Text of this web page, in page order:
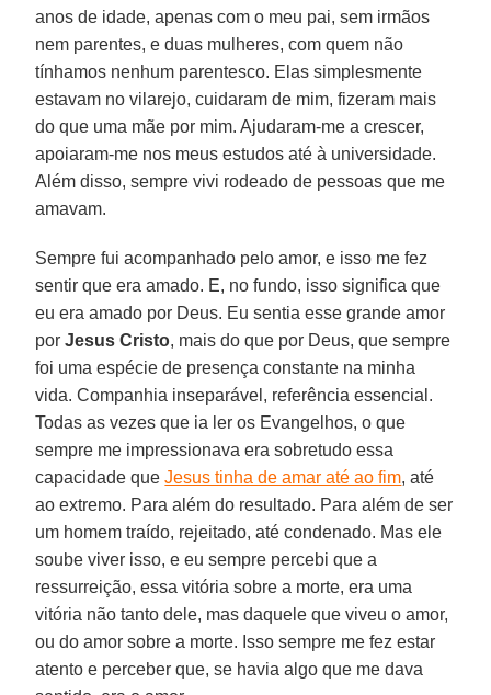
anos de idade, apenas com o meu pai, sem irmãos
nem parentes, e duas mulheres, com quem não
tínhamos nenhum parentesco. Elas simplesmente
estavam no vilarejo, cuidaram de mim, fizeram mais
do que uma mãe por mim. Ajudaram-me a crescer,
apoiaram-me nos meus estudos até à universidade.
Além disso, sempre vivi rodeado de pessoas que me
amavam.
Sempre fui acompanhado pelo amor, e isso me fez
sentir que era amado. E, no fundo, isso significa que
eu era amado por Deus. Eu sentia esse grande amor
porJesus Cristo, mais do que por Deus, que sempre
foi uma espécie de presença constante na minha
vida. Companhia inseparável, referência essencial.
Todas as vezes que ia ler os Evangelhos, o que
sempre me impressionava era sobretudo essa
capacidade queJesus tinha de amar até ao fim, até
ao extremo. Para além do resultado. Para além de ser
um homem traído, rejeitado, até condenado. Mas ele
soube viver isso, e eu sempre percebi que a
ressurreição, essa vitória sobre a morte, era uma
vitória não tanto dele, mas daquele que viveu o amor,
ou do amor sobre a morte. Isso sempre me fez estar
atento e perceber que, se havia algo que me dava